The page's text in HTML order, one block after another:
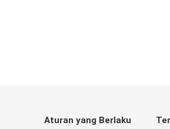
Aturan yang Berlaku